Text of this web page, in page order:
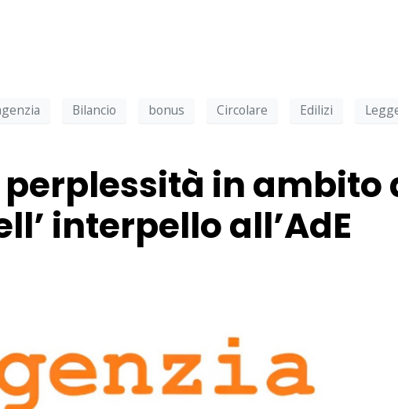
Bilancio bonus Circolare Edilizi
in ambito
interpello all’AdE